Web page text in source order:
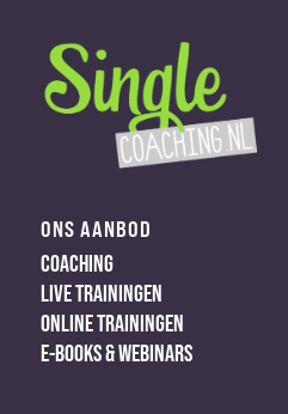
ONS AANBOD
COACHING
LIVE TRAININGEN
ONLINE TRAININGEN
E-BOOKS & WEBINARS